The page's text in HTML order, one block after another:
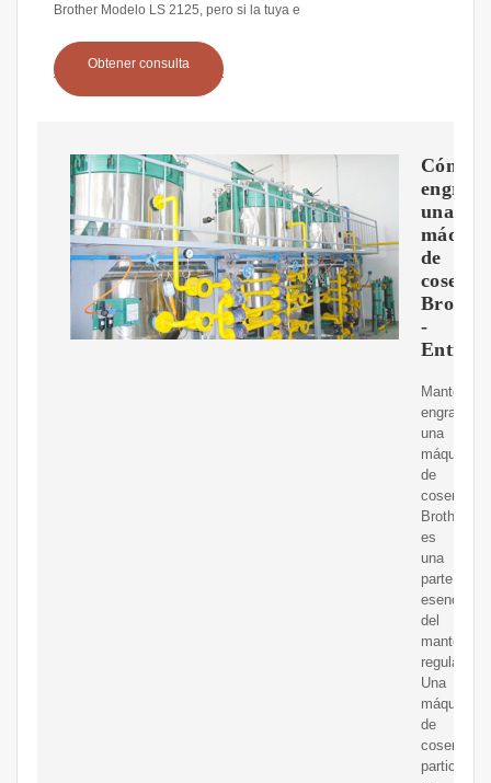
Brother Modelo LS 2125, pero si la tuya e
Obtener consulta
Cómo
una
de
coser
Brother
-
Mantener
engrasada
una
máquina
de
coser
Brother
es
una
parte
esencial
del
regular.
Una
máquina
de
coser,